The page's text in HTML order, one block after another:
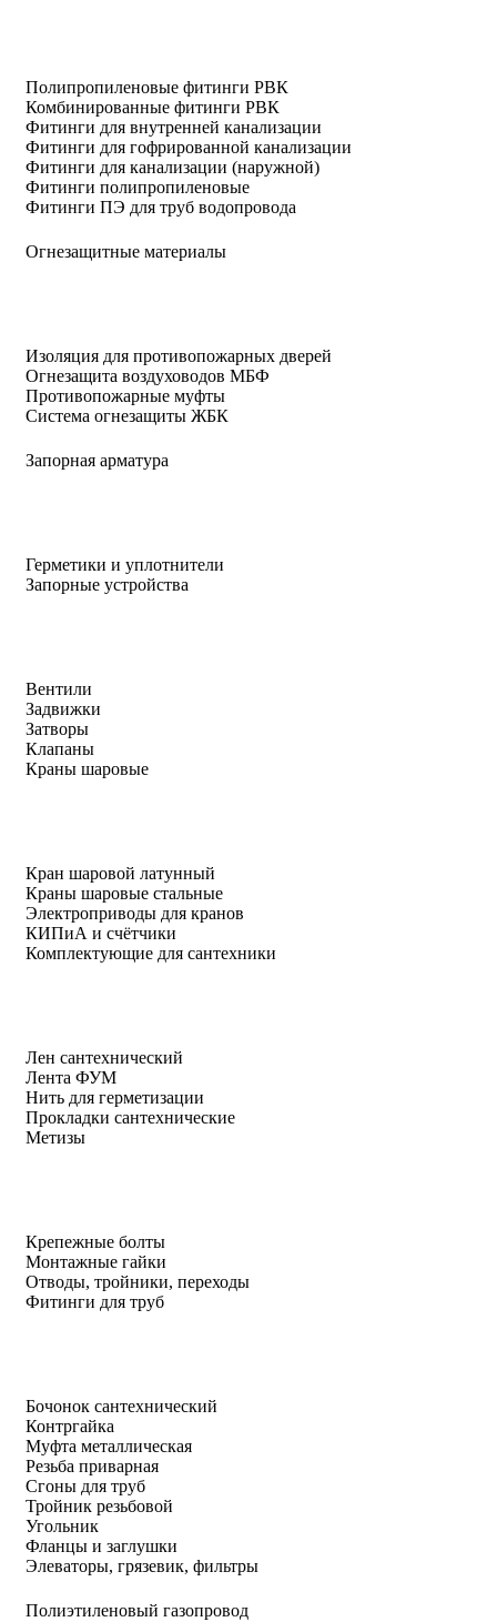
Полипропиленовые фитинги РВК
Комбинированные фитинги РВК
Фитинги для внутренней канализации
Фитинги для гофрированной канализации
Фитинги для канализации (наружной)
Фитинги полипропиленовые
Фитинги ПЭ для труб водопровода
Огнезащитные материалы
Изоляция для противопожарных дверей
Огнезащита воздуховодов МБФ
Противопожарные муфты
Система огнезащиты ЖБК
Запорная арматура
Герметики и уплотнители
Запорные устройства
Вентили
Задвижки
Затворы
Клапаны
Краны шаровые
Кран шаровой латунный
Краны шаровые стальные
Электроприводы для кранов
КИПиА и счётчики
Комплектующие для сантехники
Лен сантехнический
Лента ФУМ
Нить для герметизации
Прокладки сантехнические
Метизы
Крепежные болты
Монтажные гайки
Отводы, тройники, переходы
Фитинги для труб
Бочонок сантехнический
Контргайка
Муфта металлическая
Резьба приварная
Сгоны для труб
Тройник резьбовой
Угольник
Фланцы и заглушки
Элеваторы, грязевик, фильтры
Полиэтиленовый газопровод